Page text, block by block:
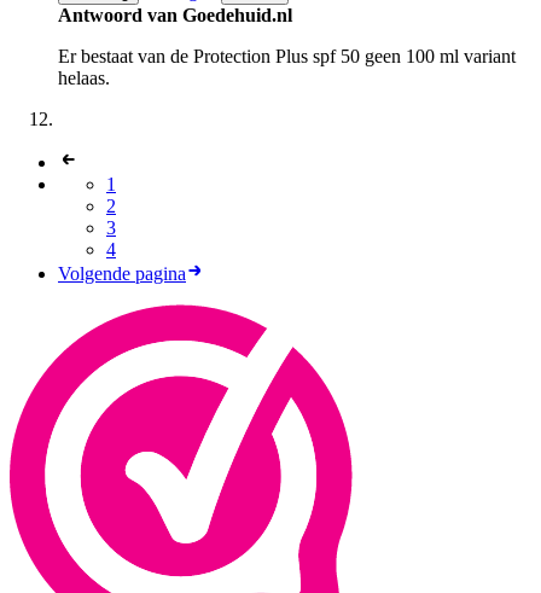
Antwoord van Goedehuid.nl
Er bestaat van de Protection Plus spf 50 geen 100 ml variant
helaas.
1
2
3
4
Volgende pagina